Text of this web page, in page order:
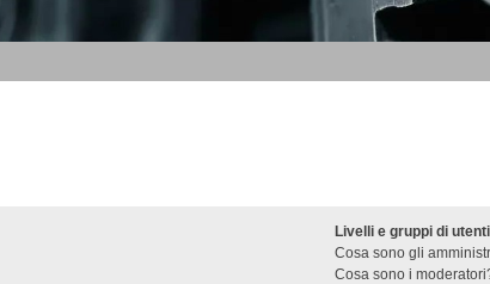
Livelli e gruppi di utenti
Cosa sono gli
Cosa sono i